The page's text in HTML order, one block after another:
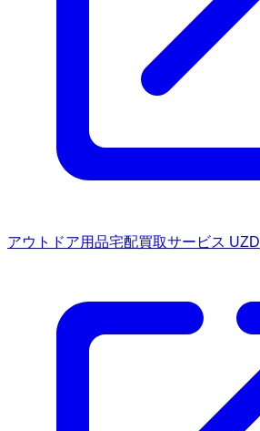
アウトドア用品宅配買取サービス UZD